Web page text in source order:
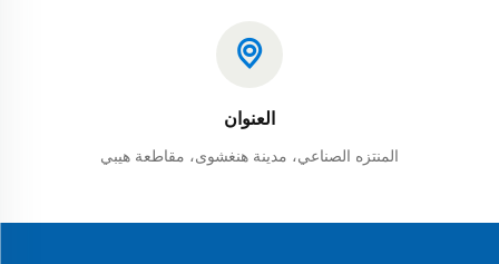
العنوان
المنتزه الصناعي، مدينة هنغشوى، مقاطعة هيبي